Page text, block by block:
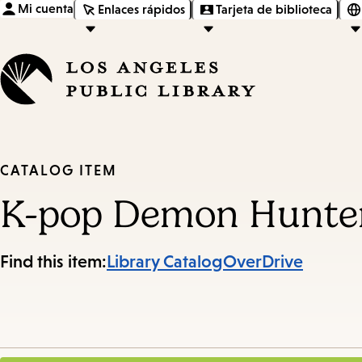
Mi cuenta Enlaces rápidos Tarjeta de biblioteca
CATALOG ITEM
K-pop Demon
Find this item:Library CatalogOverDrive